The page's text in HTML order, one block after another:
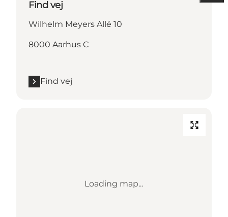
Find vej
Wilhelm Meyers Allé 10
8000 Aarhus C
Find vej
Loading map...